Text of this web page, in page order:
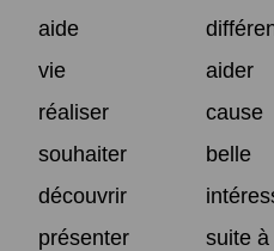
aide
vie
aider
réaliser
cause
souhaiter
belle
découvrir
présenter
suite à